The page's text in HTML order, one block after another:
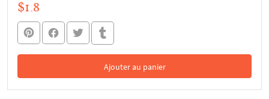
$1.8
Ajouter au panier
Dans le panier